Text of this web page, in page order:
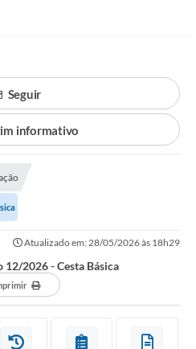
Seguir
informativo
Atualizado em: 28/05/2026 às 18h29
12/2026 - Cesta Básica